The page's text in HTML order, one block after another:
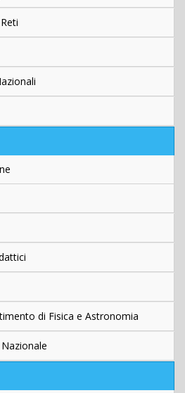
di Fisica e Astronomia